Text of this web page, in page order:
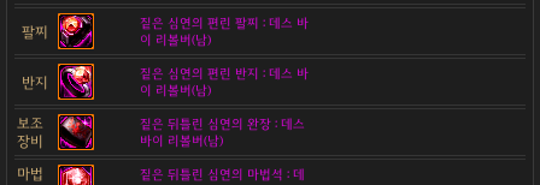
팔찌
짙은 심연의 편린 팔찌 : 데스 바
이 리볼버(남)
반지
짙은 심연의 편린 반지 : 데스 바
이 리볼버(남)
보조
장비
짙은 뒤틀린 심연의 완장 : 데스
바이 리볼버(남)
마법
짙은 뒤틀린 심연의 마법석 : 데